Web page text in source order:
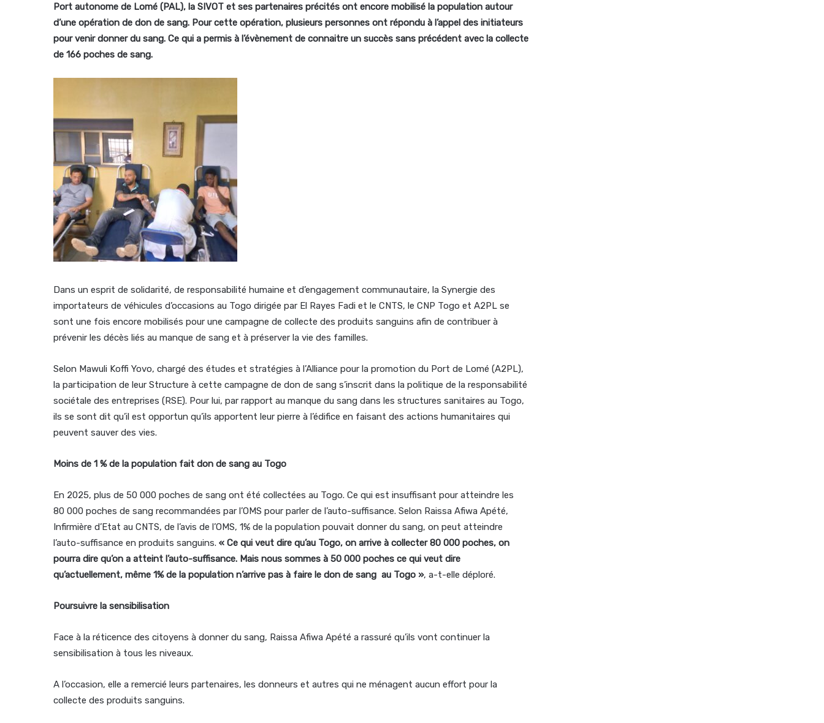
Port autonome de Lomé (PAL), la SIVOT et ses partenaires précités ont encore mobilisé la population autour
d’une opération de don de sang. Pour cette opération, plusieurs personnes ont répondu à l’appel des initiateurs
pour venir donner du sang. Ce qui a permis à l’évènement de connaitre un succès sans précédent avec la collecte
de 166 poches de sang.
Dans un esprit de solidarité, de responsabilité humaine et d’engagement communautaire, la Synergie des
importateurs de véhicules d’occasions au Togo dirigée par El Rayes Fadi et le CNTS, le CNP Togo et A2PL se
sont une fois encore mobilisés pour une campagne de collecte des produits sanguins afin de contribuer à
prévenir les décès liés au manque de sang et à préserver la vie des familles.
Selon Mawuli Koffi Yovo, chargé des études et stratégies à l’Alliance pour la promotion du Port de Lomé (A2PL),
la participation de leur Structure à cette campagne de don de sang s’inscrit dans la politique de la responsabilité
sociétale des entreprises (RSE). Pour lui, par rapport au manque du sang dans les structures sanitaires au Togo,
ils se sont dit qu’il est opportun qu’ils apportent leur pierre à l’édifice en faisant des actions humanitaires qui
peuvent sauver des vies.
Moins de 1 % de la population fait don de sang au Togo
En 2025, plus de 50 000 poches de sang ont été collectées au Togo. Ce qui est insuffisant pour atteindre les
80 000 poches de sang recommandées par l’OMS pour parler de l’auto-suffisance. Selon Raissa Afiwa Apété,
Infirmière d’Etat au CNTS, de l’avis de l’OMS, 1% de la population pouvait donner du sang, on peut atteindre
l’auto-suffisance en produits sanguins. « Ce qui veut dire qu’au Togo, on arrive à collecter 80 000 poches, on
pourra dire qu’on a atteint l’auto-suffisance. Mais nous sommes à 50 000 poches ce qui veut dire
qu’actuellement, même 1% de la population n’arrive pas à faire le don de sang au Togo », a-t-elle déploré.
Poursuivre la sensibilisation
Face à la réticence des citoyens à donner du sang, Raissa Afiwa Apété a rassuré qu’ils vont continuer la
sensibilisation à tous les niveaux.
A l’occasion, elle a remercié leurs partenaires, les donneurs et autres qui ne ménagent aucun effort pour la
collecte des produits sanguins.